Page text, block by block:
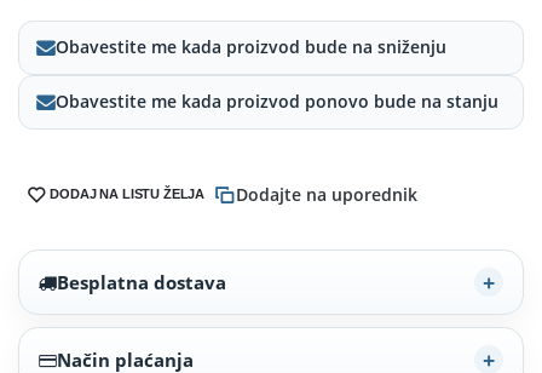
Obavestite me kada proizvod bude na sniženju
Obavestite me kada proizvod ponovo bude na stanju
DODAJ NA LISTU ŽELJA Dodajte na uporednik
Besplatna dostava
Način plaćanja